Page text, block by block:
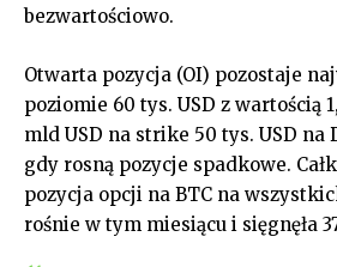
bezwartościowo.
Otwarta pozycja (OI) pozostaje
poziomie 60 tys. USD z wartością
mld USD na strike 50 tys. USD na
gdy rosną pozycje spadkowe.
pozycja opcji na BTC na
rośnie w tym miesiącu i sięgnęła